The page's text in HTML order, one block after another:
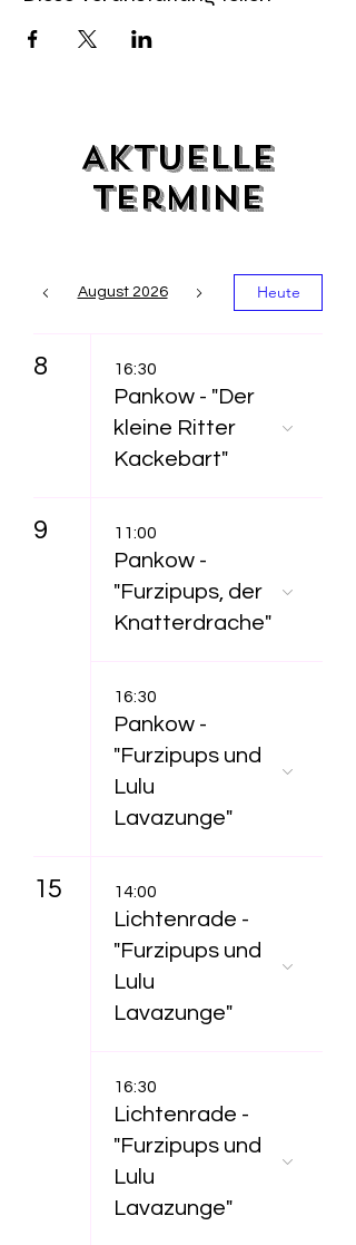
Aktuelle
Termine
August 2026 Heute
8 16:30
Pankow - "Der
kleine Ritter
Kackebart"
9 11:00
Pankow -
"Furzipups, der
Knatterdrache"
16:30
Pankow -
"Furzipups und
Lulu
Lavazunge"
15 14:00
Lichtenrade -
"Furzipups und
Lulu
Lavazunge"
16:30
Lichtenrade -
"Furzipups und
Lulu
Lavazunge"